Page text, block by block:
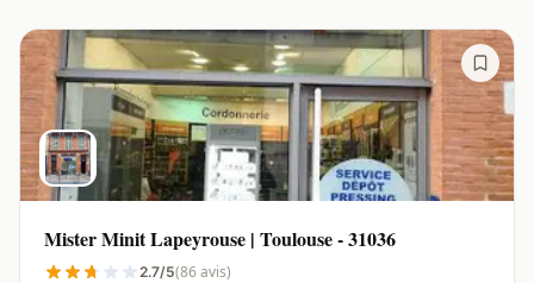
Mister Minit Lapeyrouse | Toulouse - 31036
2.7/5(86 avis)